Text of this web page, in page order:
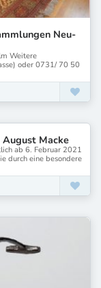
Neu-
Weitere
oder 0731/ 70 50
Macke
ab 6. Februar 2021
durch eine besondere